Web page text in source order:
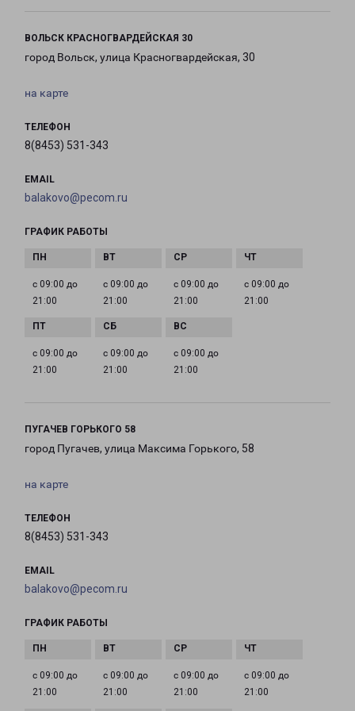
ВОЛЬСК КРАСНОГВАРДЕЙСКАЯ 30
город Вольск, улица Красногвардейская, 30
на карте
ТЕЛЕФОН
8(8453) 531-343
EMAIL
balakovo@pecom.ru
ГРАФИК РАБОТЫ
с 09:00 до
21:00
с 09:00 до
21:00
с 09:00 до
21:00
с 09:00 до
21:00
с 09:00 до
21:00
с 09:00 до
21:00
с 09:00 до
21:00
ПУГАЧЕВ ГОРЬКОГО 58
город Пугачев, улица Максима Горького, 58
на карте
ТЕЛЕФОН
8(8453) 531-343
EMAIL
balakovo@pecom.ru
ГРАФИК РАБОТЫ
с 09:00 до
21:00
с 09:00 до
21:00
с 09:00 до
21:00
с 09:00 до
21:00